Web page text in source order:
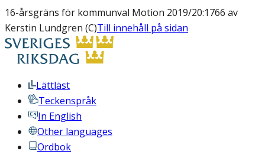
16-årsgräns för kommunval Motion 2019/20:1766 av
Kerstin Lundgren (C)Till innehåll på sidan
Lättläst
Teckenspråk
In English
Other languages
Ordbok